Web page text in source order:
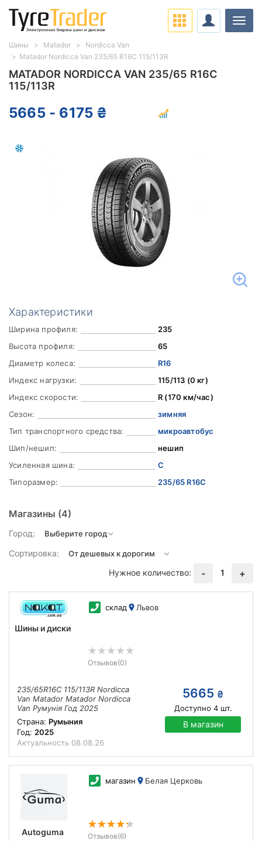
MATADOR NORDICCA VAN 235/65 R16C
115/113R
5665 - 6175 ₴
Характеристики
Ширина профиля:
235
Высота профиля:
65
Диаметр колеса:
R16
Индекс нагрузки:
115/113 (0 кг)
Индекс скорости:
R (170 км/час)
Сезон:
зимняя
Тип транспортного средства:
микроавтобус
Шип/нешип:
нешип
Усиленная шина:
C
Типоразмер:
235/65 R16C
Магазины (4)
Город:
Сортировка:
Нужное количество:
- 1 +
Шины и диски
склад Львов
Отзывов(0)
235/65R16C 115/113R Nordicca
Van Matador Matador Nordicca
Van Румунія Год 2025
Страна: Румыния
Год: 2025
Актуальность 08.08.26
5665 ₴
Доступно 4шт.
В магазин
Autoguma
магазин Белая Церковь
Отзывов(6)
Шины Matador
Nordicca Van
Matador Nordicca Van 235/65 R16C 115/113R